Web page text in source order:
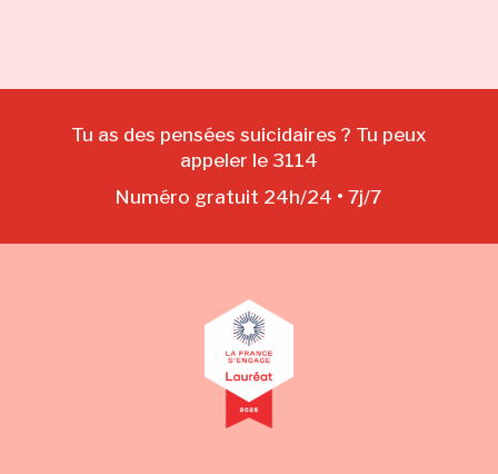
Tu as des pensées suicidaires ? Tu peux
appeler le 3114
Numéro gratuit 24h/24 • 7j/7